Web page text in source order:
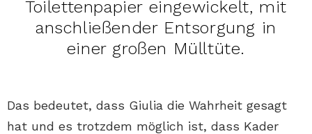
Toilettenpapier eingewickelt, mit
anschließender Entsorgung in
einer großen Mülltüte.
Das bedeutet, dass Giulia die Wahrheit gesagt
hat und es trotzdem möglich ist, dass Kader